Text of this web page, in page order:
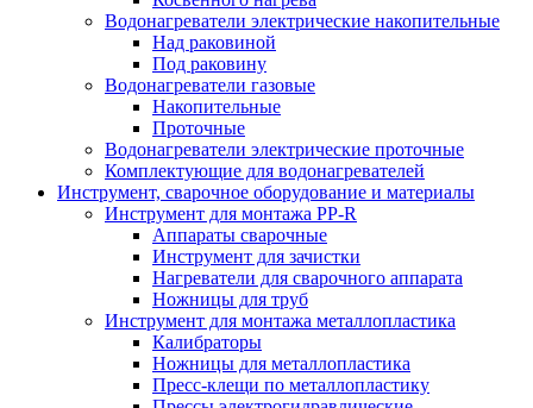
Водонагреватели электрические накопительные
Над раковиной
Под раковину
Водонагреватели газовые
Накопительные
Проточные
Водонагреватели электрические проточные
Комплектующие для водонагревателей
Инструмент, сварочное оборудование и материалы
Инструмент для монтажа PP-R
Аппараты сварочные
Инструмент для зачистки
Нагреватели для сварочного аппарата
Ножницы для труб
Инструмент для монтажа металлопластика
Калибраторы
Ножницы для металлопластика
Пресс-клещи по металлопластику